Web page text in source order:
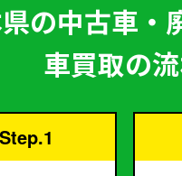
の中古車・
車買取の
Step.1